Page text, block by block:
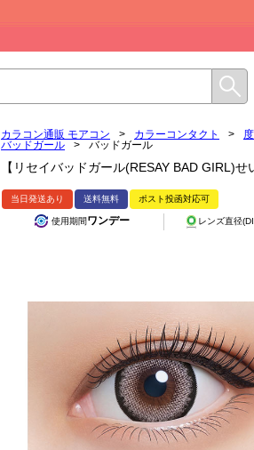
カラコン通販 モアコン > カラーコンタクト >
バッドガール
> バッドガール
【リセイバッドガール(RESAY BAD GIRL)
当日発送あり 送料無料 ポスト投函対応可
使用期間ワンデー レンズ直径